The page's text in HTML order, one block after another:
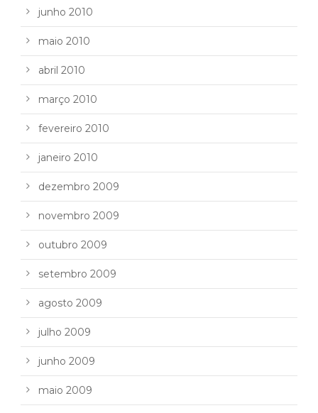
junho 2010
maio 2010
abril 2010
março 2010
fevereiro 2010
janeiro 2010
dezembro 2009
novembro 2009
outubro 2009
setembro 2009
agosto 2009
julho 2009
junho 2009
maio 2009